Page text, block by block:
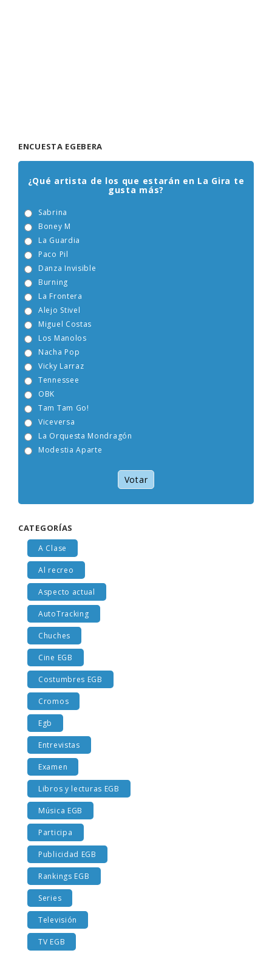
ENCUESTA EGEBERA
¿Qué artista de los que estarán en La Gira te
gusta más?
Sabrina
Boney M
La Guardia
Paco Pil
Danza Invisible
Burning
La Frontera
Alejo Stivel
Miguel Costas
Los Manolos
Nacha Pop
Vicky Larraz
Tennessee
OBK
Tam Tam Go!
Viceversa
La Orquesta Mondragón
Modestia Aparte
Votar
CATEGORÍAS
A Clase
Al recreo
Aspecto actual
AutoTracking
Chuches
Cine EGB
Costumbres EGB
Cromos
Egb
Entrevistas
Examen
Libros y lecturas EGB
Música EGB
Participa
Publicidad EGB
Rankings EGB
Series
Televisión
TV EGB